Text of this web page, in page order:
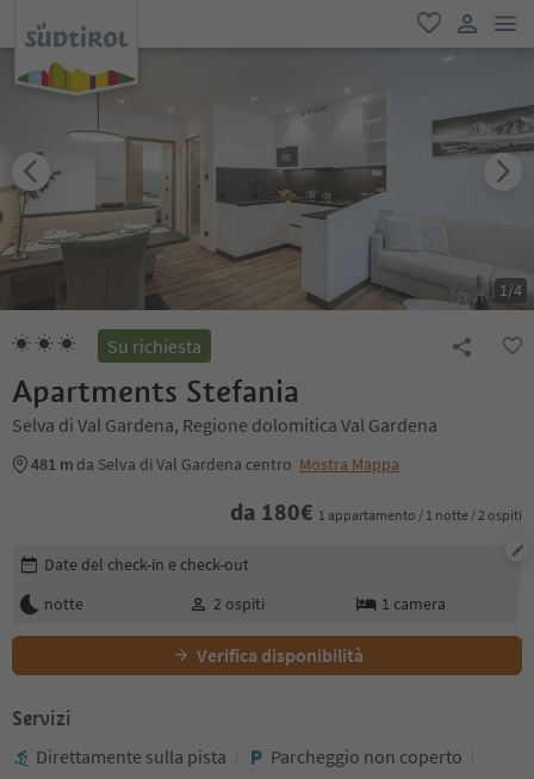
favoriti
user link
1/4
Su richiesta
Apartments Stefania
Selva di Val Gardena, Regione dolomitica Val Gardena
481 m da Selva di Val Gardena centro Mostra Mappa
da 180€ 1 appartamento / 1 notte / 2 ospiti
Modifica i dettagli della prenotazione
Date del check-in e check-out
notte
2 ospiti 1 camera
Verifica disponibilità
Servizi
Direttamente sulla pista
Parcheggio non coperto